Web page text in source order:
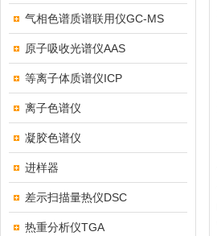
气相色谱质谱联用仪GC-MS
原子吸收光谱仪AAS
等离子体质谱仪ICP
离子色谱仪
凝胶色谱仪
进样器
差示扫描量热仪DSC
热重分析仪TGA